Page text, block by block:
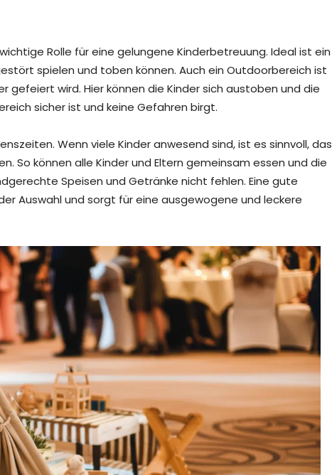
Rolle für eine gelungene Kinderbetreuung. Ideal ist ein
spielen und toben können. Auch ein Outdoorbereich ist
gefeiert wird. Hier können die Kinder sich austoben und die
sicher ist und keine Gefahren birgt.
Wenn viele Kinder anwesend sind, ist es sinnvoll, das
So können alle Kinder und Eltern gemeinsam essen und die
Speisen und Getränke nicht fehlen. Eine gute
Auswahl und sorgt für eine ausgewogene und leckere